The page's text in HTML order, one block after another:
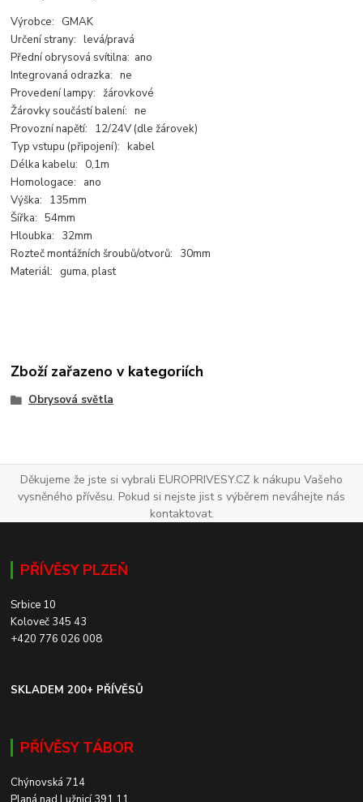
Výrobce: GMAK
Určení strany: levá/pravá
Přední obrysová svítilna: ano
Integrovaná odrazka: ne
Provedení lampy: žárovkové
Žárovky součástí balení: ne
Provozní napětí: 12/24V (dle žárovek)
Typ vstupu (připojení): kabel
Délka kabelu: 0,1m
Homologace: ano
Výška: 135mm
Šířka: 54mm
Hloubka: 32mm
Rozteč montážních šroubů/otvorů: 30mm
Materiál: guma, plast
Zboží zařazeno v kategoriích
Obrysová světla
Děkujeme že jste si vybrali EUROPRIVESY.CZ k nákupu Vašeho
vysněného přívěsu. Pokud si nejste jist s výběrem neváhejte nás
kontaktovat.
PŘÍVĚSY PLZEŇ
Srbice 10
Koloveč 345 43
+420 776 026 008
SKLADEM 200+ PŘÍVĚSŮ
PŘÍVĚSY TÁBOR
Chýnovská 714